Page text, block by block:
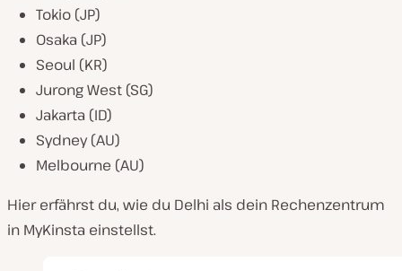
Tokio (JP)
Osaka (JP)
Seoul (KR)
Jurong West (SG)
Jakarta (ID)
Sydney (AU)
Melbourne (AU)
Hier erfährst du, wie du Delhi als dein Rechenzentrum
in MyKinsta einstellst.